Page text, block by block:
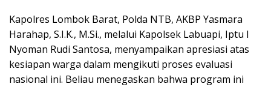
Kapolres Lombok Barat, Polda NTB, AKBP Yasmara
Harahap, S.I.K., M.Si., melalui Kapolsek Labuapi, Iptu I
Nyoman Rudi Santosa, menyampaikan apresiasi atas
kesiapan warga dalam mengikuti proses evaluasi
nasional ini. Beliau menegaskan bahwa program ini